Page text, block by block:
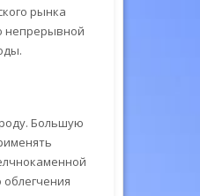
рынка
непрерывной
Большую